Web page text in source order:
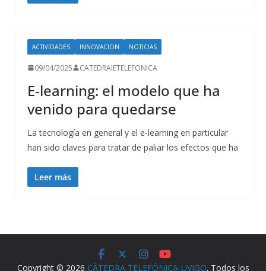
ACTIVIDADES INNOVACION NOTICIAS
09/04/2025 CATEDRAIETELEFONICA
E-learning: el modelo que ha
venido para quedarse
La tecnología en general y el e-learning en particular
han sido claves para tratar de paliar los efectos que ha
Leer más
Copyright © 2026 CÁTEDRA TELEFÓNICA-UVIGO. Todos los